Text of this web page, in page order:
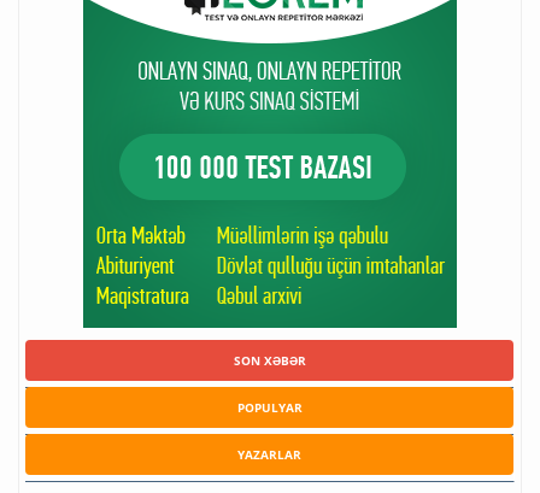
SON XƏBƏR
POPULYAR
YAZARLAR